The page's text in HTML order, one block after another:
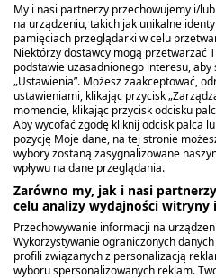
Spis treści
Opis produktu
Kiedy stosować produkt?
Przechowywanie
My i nasi partnerzy przechowujemy i/
na urządzeniu, takich jak unikalne
pamięciach przeglądarki w celu
Niektórzy dostawcy mogą przetwarzać
podstawie uzasadnionego interesu,
„Ustawienia”. Możesz zaakceptować,
ustawieniami, klikając przycisk
momencie, klikając przycisk odcisku
Aby wycofać zgodę kliknij odcisk palca
pozycję Moje dane, na tej stronie
wybory zostaną zasygnalizowane
wpływu na dane przeglądania.
Zarówno my, jak i nasi
celu analizy wydajności witryny
Przechowywanie informacji na
Wykorzystywanie ograniczonych
profili związanych z personalizacją
wyboru spersonalizowanych reklam.